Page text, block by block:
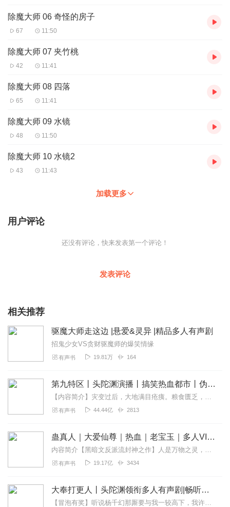
阿巴阿巴：言希曲，韩正倾，高胜岳等
蔡蔡：旁白
除魔大师 06 奇怪的房子
67 11:50
除魔大师 07 夹竹桃
42 11:41
除魔大师 08 四落
65 11:41
除魔大师 09 水镜
48 11:50
除魔大师 10 水镜2
43 11:43
加载更多
用户评论
还没有评论，快来发表第一个评论！
发表评论
相关推荐
驱魔大师走这边 |悬爱&灵异 |精品多人有声剧
招鬼少女VS贪财驱魔师的爆笑情缘
有声书 19.81万 164
第九特区丨头陀渊演播丨搞笑热血都市丨伪戒丨VIP免费多人有声剧
【内容简介】灾变过后，大地满目疮痍。粮食匮乏，资源紧俏，局势混乱……一位从待规划区杀出来的青年，背对着漫天黄沙，孤身来到九区谋生，却不曾想偶然结识三五好友，一念...
有声书 44.44亿 2813
蛊真人｜大爱仙尊｜热血｜老宝玉｜多人VIP免费有声剧
内容简介【黑暗文反派流封神之作】人是万物之灵，蛊是天地真精。一个穿越者不断重生的故事。一个养蛊、炼蛊、用蛊的奇特世界。配音组（男角色）老宝玉旁白...
有声书 19.17亿 3434
大奉打更人丨头陀渊领衔多人有声剧|畅听全集|王鹤棣、田曦薇主演影视剧原著|卖报小郎君
【冒泡有奖】听说杨千幻那厮要与我一较高下，我许七安要开始装叉了！快进入声音播放页戳下方输入框，冒个泡偷偷告诉我，我要用哪些诗词才能胜过他？说得好的，有赏！202...